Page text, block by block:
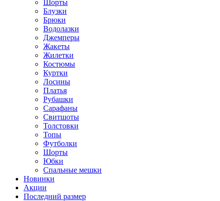
Шорты
Блузки
Брюки
Водолазки
Джемперы
Жакеты
Жилетки
Костюмы
Куртки
Лосины
Платья
Рубашки
Сарафаны
Свитшоты
Толстовки
Топы
Футболки
Шорты
Юбки
Спальные мешки
Новинки
Акции
Последний размер